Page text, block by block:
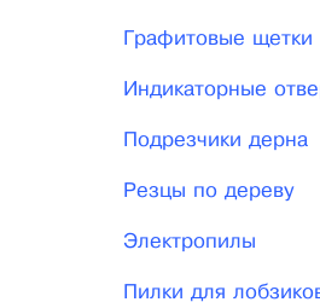
Графитовые щетки
Индикаторные
Подрезчики дерна
Резцы по дереву
Электропилы
Пилки для